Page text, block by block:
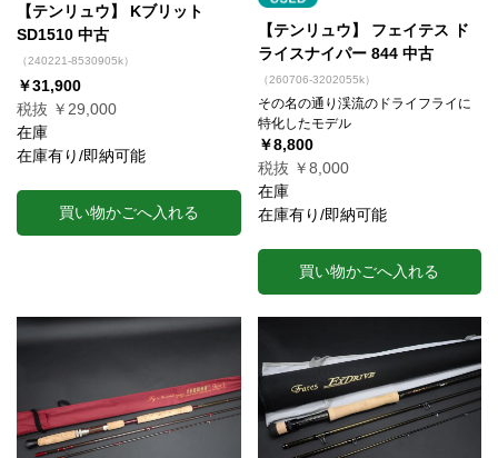
【テンリュウ】 Kブリット
SD1510 中古
（240221-8530905k）
￥31,900
税抜 ￥29,000
在庫
在庫有り/即納可能
買い物かごへ入れる
【テンリュウ】 フェイテス ド
ライスナイパー 844 中古
（260706-3202055k）
その名の通り渓流のドライフライに
特化したモデル
￥8,800
税抜 ￥8,000
在庫
在庫有り/即納可能
買い物かごへ入れる